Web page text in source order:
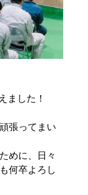
ました！
張ってまい
めに、日々
何卒よろし